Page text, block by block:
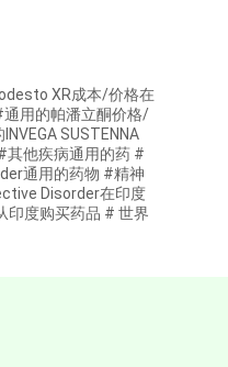
XR成本/价格在
用的帕潘立酮价格/
SUSTENNA
其他疾病通用的药 #
通用的药物 #精神
Disorder在印度
印度购买药品 # 世界